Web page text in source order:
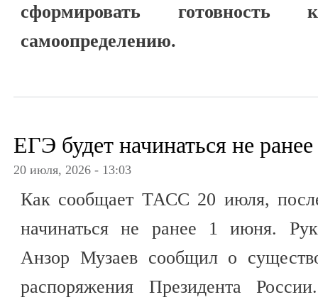
сформировать готовность
самоопределению.
ЕГЭ будет начинаться не
20 июля, 2026 - 13:03
Как сообщает ТАСС 20 июля,
начинаться не ранее 1 июня.
Анзор Музаев сообщил о
распоряжения Президента